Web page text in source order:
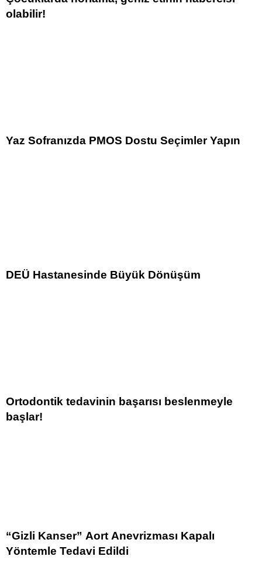
olabilir!
Yaz Sofranızda PMOS Dostu Seçimler Yapın
DEÜ Hastanesinde Büyük Dönüşüm
Ortodontik tedavinin başarısı beslenmeyle
başlar!
“Gizli Kanser” Aort Anevrizması Kapalı
Yöntemle Tedavi Edildi